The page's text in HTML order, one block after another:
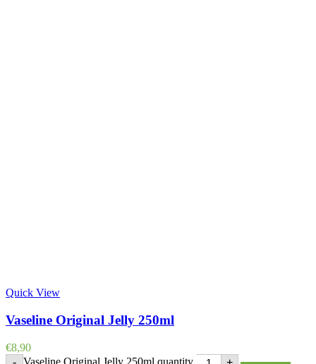
Quick View
Vaseline Original Jelly 250ml
€8,90
Vaseline Original Jelly 250ml quantity